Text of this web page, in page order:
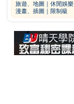
旅遊、地圖
休閒娛樂
漫畫、插圖
限制級